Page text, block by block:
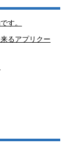
す。
るアプリクー